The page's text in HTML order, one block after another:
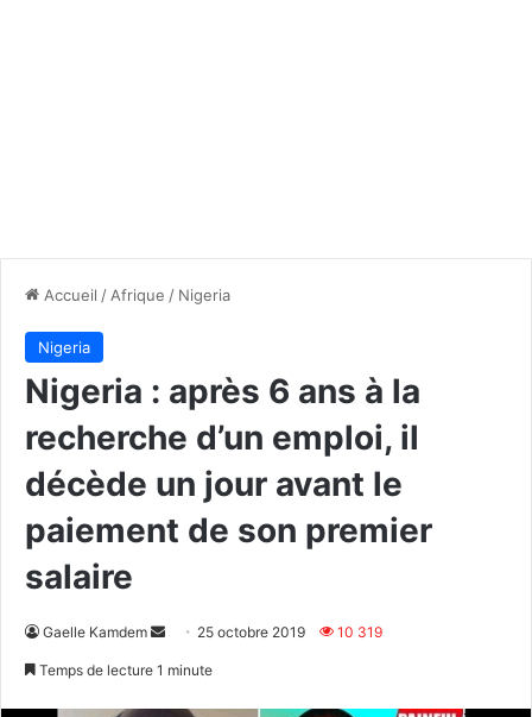
Accueil / Afrique / Nigeria
Nigeria
Nigeria : après 6 ans à la
recherche d’un emploi, il
décède un jour avant le
paiement de son premier
salaire
Gaelle Kamdem
Envoyer25 octobre 2019 10 319
Temps de lecture 1 minute